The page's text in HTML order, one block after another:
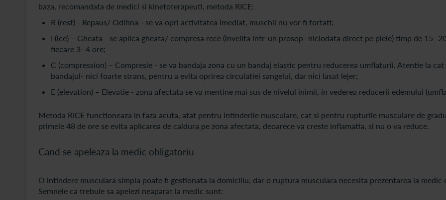
baza, recomandata de medici si kinetoterapeuti, metoda RICE:
R (rest) - Repaus/ Odihna - se va opri activitatea imediat, muschii nu vor fi fortati;
I (ice) – Gheata - se aplica gheata/ compresa rece (invelita intr-un prosop- niciodata direct pe piele) timp de 15-
fiecare 3- 4 ore;
C (compression) – Compresie - se va bandaja zona cu un bandaj elastic pentru reducerea umflaturii. Atentie la
bandajul- nici foarte strans, pentru a evita oprirea circulatiei sangelui, dar nici lasat lejer;
E (elevation) – Elevatie - zona afectata se va mentine mai sus de nivelul inimii, in vederea reducerii edemului
Metoda RICE functioneaza in faza acuta, atat pentru intinderile musculare, cat si pentru rupturile musculare de
primele 48 de ore se evita aplicarea de caldura pe zona afectata, deoarece va creste inflamatia, si nu o va reduce.
Cand se apeleaza la medic obligatoriu
O intindere musculara simpla poate fi gestionata la domiciliu, dar o ruptura musculara necesita prezentarea la medic
Semnele ca trebuie sa apelezi neaparat la medic sunt: